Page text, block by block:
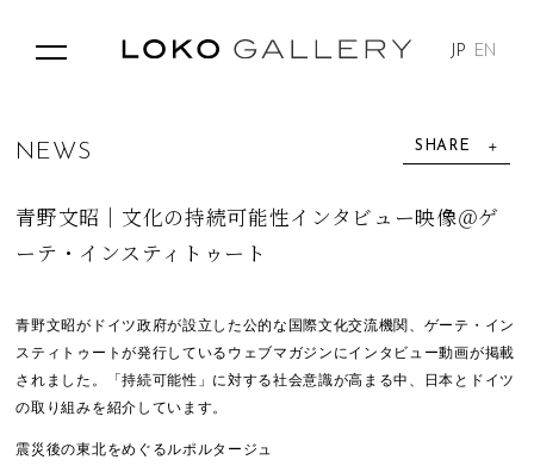
JP EN
SHARE
N E WS
青野文昭｜文化の持続可能性インタビュー映像＠ゲ
ーテ・インスティトゥート
青野文昭がドイツ政府が設立した公的な国際文化交流機関、ゲーテ・イン
スティトゥートが発行しているウェブマガジンにインタビュー動画が掲載
されました。「持続可能性」に対する社会意識が高まる中、日本とドイツ
の取り組みを紹介しています。
震災後の東北をめぐるルポルタージュ